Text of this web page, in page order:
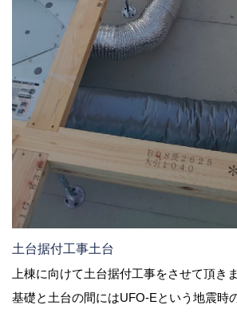
土台据付工事土台
上棟に向けて土台据付工事をさせて頂き
基礎と土台の間にはUFO-Eという地震時